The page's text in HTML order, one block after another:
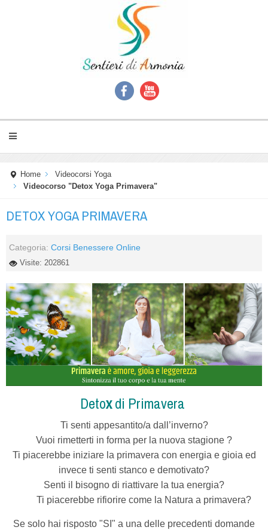
Home
Videocorsi Yoga
Videocorso "Detox Yoga Primavera"
DETOX YOGA PRIMAVERA
Categoria: Corsi Benessere Online
Visite: 202861
Detoxdi Primavera
Ti senti appesantito/a dall’inverno?
Vuoi rimetterti in forma per la nuova stagione ?
Ti piacerebbe iniziare la primavera con energia e gioia ed
invece ti senti stanco e demotivato?
Senti il bisogno di riattivare la tua energia?
Ti piacerebbe rifiorire come la Natura a primavera?
Se solo hai risposto "SI" a una delle precedenti domande